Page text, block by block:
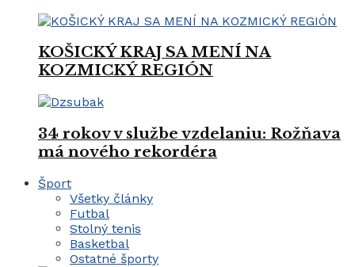
KOŠICKÝ KRAJ SA MENÍ NA
KOZMICKÝ REGIÓN
34 rokov v službe vzdelaniu: Rožňava
má nového rekordéra
Šport
Všetky články
Futbal
Stolný tenis
Basketbal
Ostatné športy